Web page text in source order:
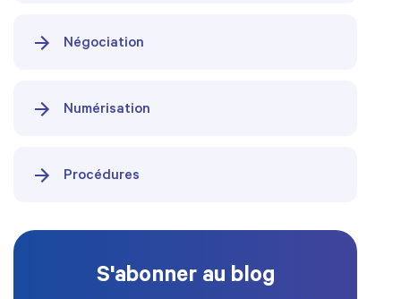
Négociation
Numérisation
Procédures
S'abonner au blog